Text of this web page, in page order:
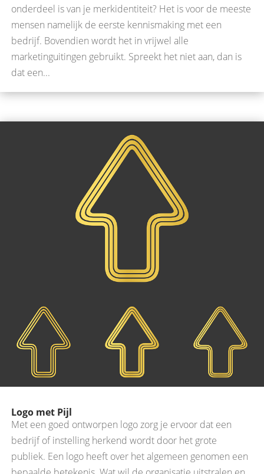
onderdeel is van je merkidentiteit? Het is voor de meeste
mensen namelijk de eerste kennismaking met een
bedrijf. Bovendien wordt het in vrijwel alle
marketinguitingen gebruikt. Spreekt het niet aan, dan is
dat een...
Logo met Pijl
Met een goed ontworpen logo zorg je ervoor dat een
bedrijf of instelling herkend wordt door het grote
publiek. Een logo heeft over het algemeen genomen een